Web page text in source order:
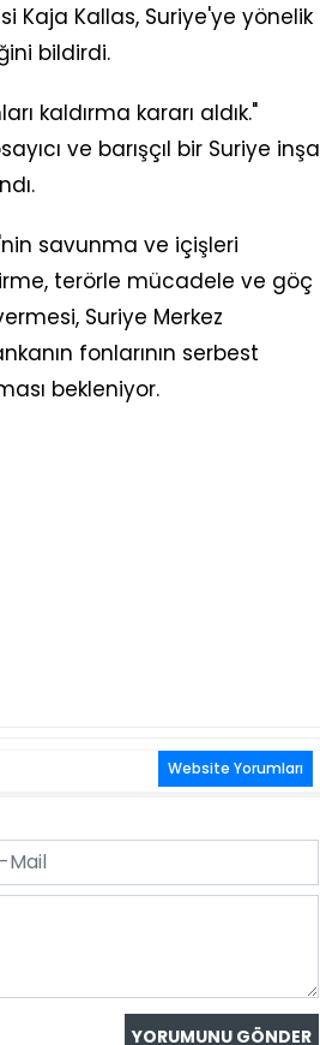
Kaja Kallas, Suriye'ye yönelik
bildirdi.
kaldırma kararı aldık."
ve barışçıl bir Suriye inşa
savunma ve içişleri
terörle mücadele ve göç
Suriye Merkez
fonlarının serbest
bekleniyor.
Website Yorumları